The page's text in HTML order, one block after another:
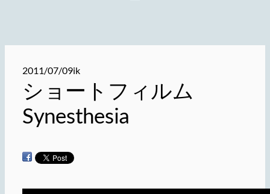
2011/07/09ik
ショートフィルム
Synesthesia